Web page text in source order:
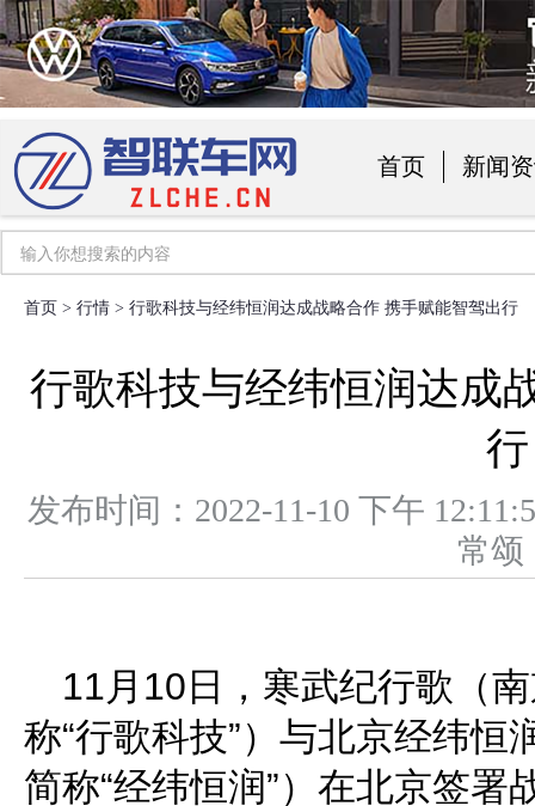
首页 新闻
首页 > 行情 > 行歌科技与经纬恒润达成战略合作 携手赋能智驾出行
行歌科技与经纬恒润达成
行
发布时间：2022-11-10 下午
常
11月10日，寒武纪行歌（
称“行歌科技”）与北京经纬
简称“经纬恒润”）在北京签